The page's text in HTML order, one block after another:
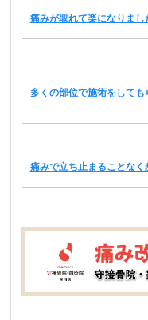
痛みが取れて楽になりまし
多くの部位で施術をしても
痛みで立ち止まることなく